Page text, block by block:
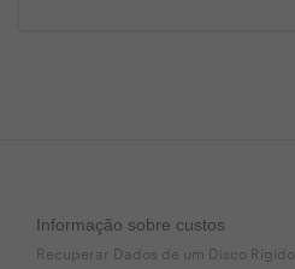
Informação sobre custos
Recuperar Dados de um Disco Rígido